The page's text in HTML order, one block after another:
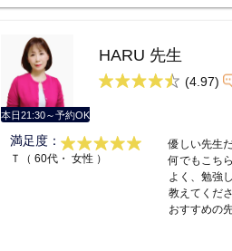
本日21:30～予約OK
HARU 先生
(4.97)
満足度：
Ｔ（ 60代・ 女性 ）
優しい先生
何でもこち
よく、勉強
教えてくだ
おすすめの